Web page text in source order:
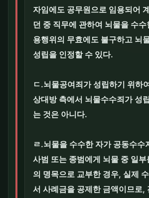
자임에도 공무원으로 임용되어
던 중 직무에 관하여 뇌물을 수수
용행위의 무효에도 불구하고 뇌
성립을 인정할 수 있다.
ㄷ.뇌물공여죄가 성립하기 위하
상대방 측에서 뇌물수수죄가 성
는 것은 아니다.
ㄹ.뇌물을 수수한 자가 공동수수
사범 또는 종범에게 뇌물 중 일
의 명목으로 교부한 경우, 실제
서 사례금을 공제한 금액이므로,